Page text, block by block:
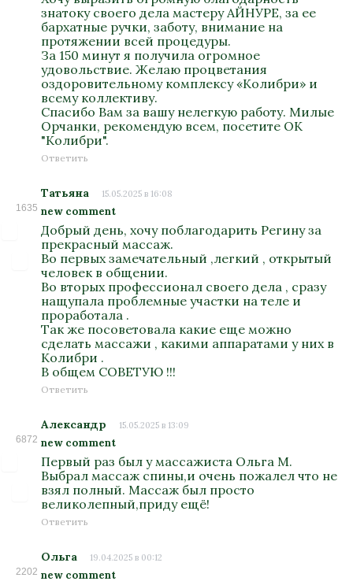
знатоку своего дела мастеру АЙНУРЕ, за ее
бархатные ручки, заботу, внимание на
протяжении всей процедуры.
За 150 минут я получила огромное
удовольствие. Желаю процветания
оздоровительному комплексу «Колибри» и
всему коллективу.
Спасибо Вам за вашу нелегкую работу. Милые
Орчанки, рекомендую всем, посетите ОК
"Колибри".
Ответить
1635
Татьяна 15.05.2025 в 16:08
new comment
Добрый день, хочу поблагодарить Регину за
прекрасный массаж.
Во первых замечательный ,легкий , открытый
человек в общении.
Во вторых профессионал своего дела , сразу
нащупала проблемные участки на теле и
проработала .
Так же посоветовала какие еще можно
сделать массажи , какими аппаратами у них в
Колибри .
В общем СОВЕТУЮ !!!
Ответить
6872
Александр 15.05.2025 в 13:09
new comment
Первый раз был у массажиста Ольга М.
Выбрал массаж спины,и очень пожалел что не
взял полный. Массаж был просто
великолепный,приду ещё!
Ответить
2202
Ольга 19.04.2025 в 00:12
new comment